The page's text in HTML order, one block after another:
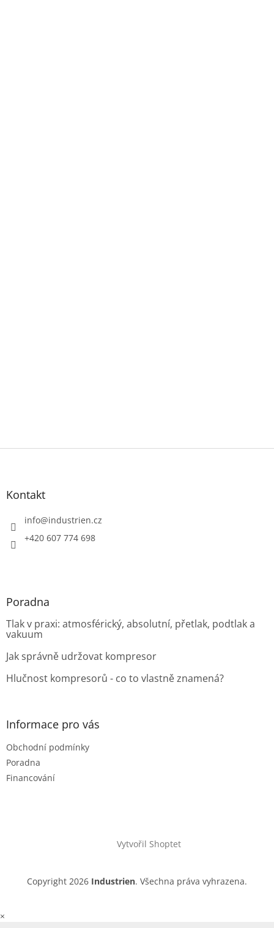
Z
Kontakt
info@industrien.cz
+420 607 774 698
Poradna
Tlak v praxi: atmosférický, absolutní, přetlak, podtlak a
vakuum
Jak správně udržovat kompresor
Hlučnost kompresorů - co to vlastně znamená?
Informace pro vás
Obchodní podmínky
Poradna
Financování
Vytvořil Shoptet
Copyright 2026 Industrien. Všechna práva vyhrazena.
×